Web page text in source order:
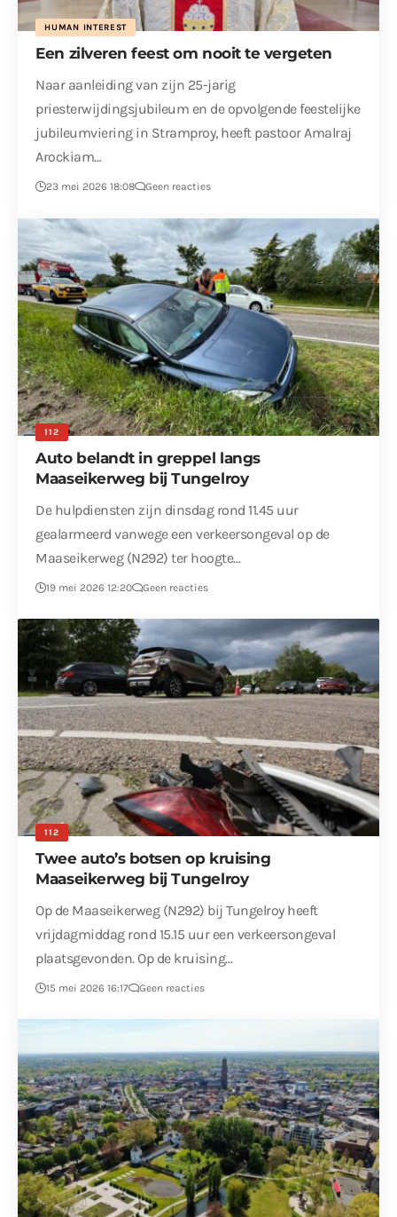
HUMAN INTEREST
Een zilveren feest om nooit te vergeten
Naar aanleiding van zijn 25-jarig
priesterwijdingsjubileum en de opvolgende feestelijke
jubileumviering in Stramproy, heeft pastoor Amalraj
Arockiam…
23 mei 2026 18:08 Geen reacties
112
Auto belandt in greppel langs
Maaseikerweg bij Tungelroy
De hulpdiensten zijn dinsdag rond 11.45 uur
gealarmeerd vanwege een verkeersongeval op de
Maaseikerweg (N292) ter hoogte…
19 mei 2026 12:20 Geen reacties
112
Twee auto’s botsen op kruising
Maaseikerweg bij Tungelroy
Op de Maaseikerweg (N292) bij Tungelroy heeft
vrijdagmiddag rond 15.15 uur een verkeersongeval
plaatsgevonden. Op de kruising…
15 mei 2026 16:17 Geen reacties